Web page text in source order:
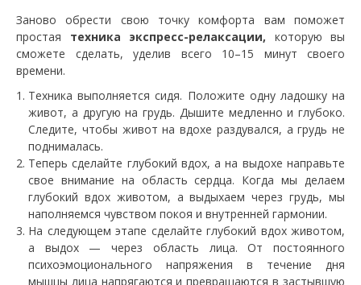
Заново обрести свою точку комфорта вам поможет
простая техника экспресс-релаксации, которую вы
сможете сделать, уделив всего 10–15 минут своего
времени.
Техника выполняется сидя. Положите одну ладошку на
живот, а другую на грудь. Дышите медленно и глубоко.
Следите, чтобы живот на вдохе раздувался, а грудь не
поднималась.
Теперь сделайте глубокий вдох, а на выдохе направьте
свое внимание на область сердца. Когда мы делаем
глубокий вдох животом, а выдыхаем через грудь, мы
наполняемся чувством покоя и внутренней гармонии.
На следующем этапе сделайте глубокий вдох животом,
а выдох — через область лица. От постоянного
психоэмоционального напряжения в течение дня
мышцы лица напрягаются и превращаются в застывшую